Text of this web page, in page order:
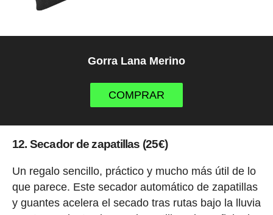
Gorra Lana Merino
COMPRAR
12. Secador de zapatillas (25€)
Un regalo sencillo, práctico y mucho más útil de lo
que parece. Este secador automático de zapatillas
y guantes acelera el secado tras rutas bajo la lluvia